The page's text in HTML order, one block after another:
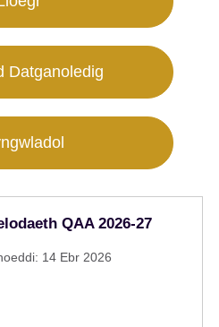
Datganoledig
QAA 2026-27
14 Ebr 2026